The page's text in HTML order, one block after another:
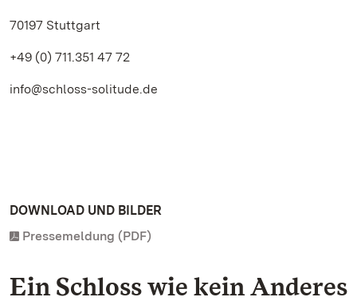
70197 Stuttgart
+49 (0) 711.351 47 72
info@schloss-solitude.de
DOWNLOAD UND BILDER
Pressemeldung (PDF)
Ein Schloss wie kein Anderes